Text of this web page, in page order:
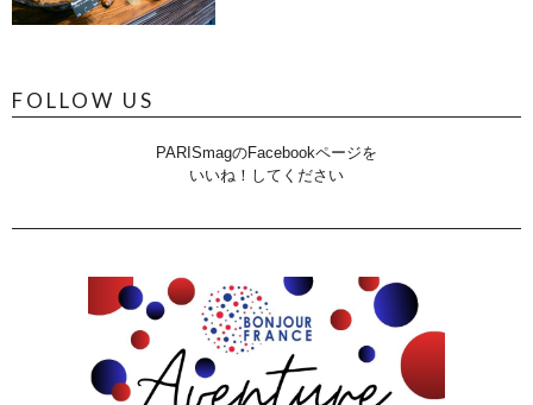
FOLLOW US
PARISmagのFacebookページを
いいね！してください